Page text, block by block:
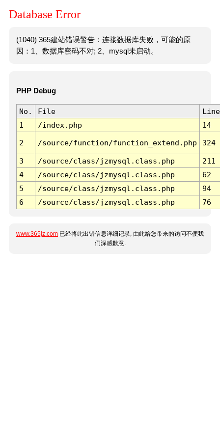
Database Error
(1040) 365建站错误警告：连接数据库失败，可能的原
因：1、数据库密码不对; 2、mysql未启动。
PHP Debug
No. File
Line
1
/index.php 14
2 /source/function/function_extend.php 324
3 /source/class/jzmysql.class.php
211
4
/source/class/jzmysql.class.php
62
5
/source/class/jzmysql.class.php
94
6
/source/class/jzmysql.class.php 76
www.365jz.com 已经将此出错信息详细记录, 由此给您带来的访问不便我
们深感歉意.